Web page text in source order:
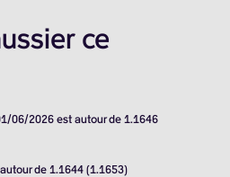
ce
06/2026 est autour de 1.1646
de 1.1644 (1.1653)